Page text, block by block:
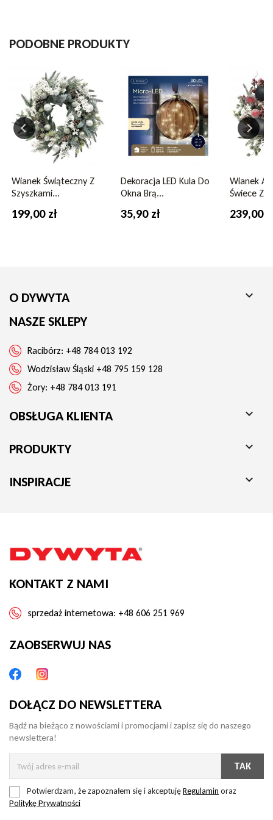
Kolor
PODOBNE PRODUKTY
Wianek Świąteczny Z
Szyszkami...
199,00 zł
Dekoracja LED Kula Do
Okna Brą...
35,90 zł
Wianek
Świece Z
239,00
O DYWYTA 
NASZE SKLEPY
Racibórz: +48 784 013 192
Wodzisław Śląski +48 795 159 128
Żory: +48 784 013 191
OBSŁUGA KLIENTA 
PRODUKTY 
INSPIRACJE 
KONTAKT Z NAMI
sprzedaż internetowa: +48 606 251 969
ZAOBSERWUJ NAS
DOŁĄCZ DO NEWSLETTERA
Bądź na bieżąco z nowościami i promocjami i zapisz się do naszego
newslettera!
Potwierdzam, że zapoznałem się i akceptujęRegulamin oraz
Politykę Prywatności